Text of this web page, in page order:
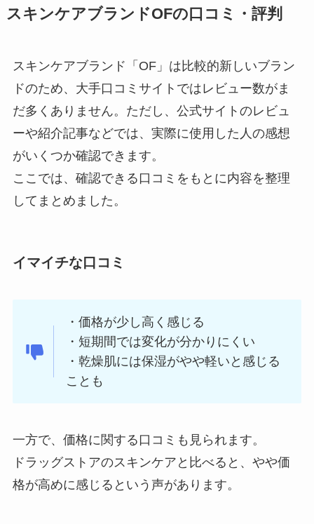
スキンケアブランドOFの口コミ・評判
スキンケアブランド「OF」は比較的新しいブラン
ドのため、大手口コミサイトではレビュー数がま
だ多くありません。ただし、公式サイトのレビュ
ーや紹介記事などでは、実際に使用した人の感想
がいくつか確認できます。
ここでは、確認できる口コミをもとに内容を整理
してまとめました。
イマイチな口コミ
・価格が少し高く感じる
・短期間では変化が分かりにくい
・乾燥肌には保湿がやや軽いと感じる
ことも
一方で、価格に関する口コミも見られます。
ドラッグストアのスキンケアと比べると、やや価
格が高めに感じるという声があります。